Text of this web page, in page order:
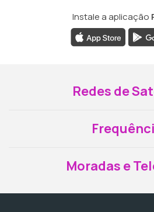
Instale a aplicação
Redes de
Moradas e